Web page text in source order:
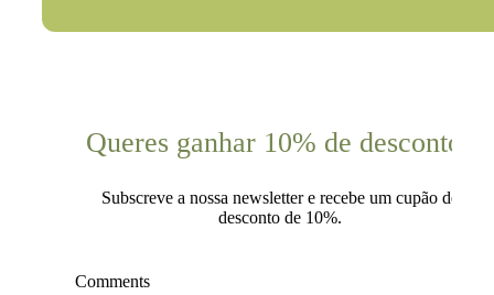
Queres ganhar 10% de desconto?
Subscreve a nossa newsletter e recebe um cupão de
desconto de 10%.
Comments